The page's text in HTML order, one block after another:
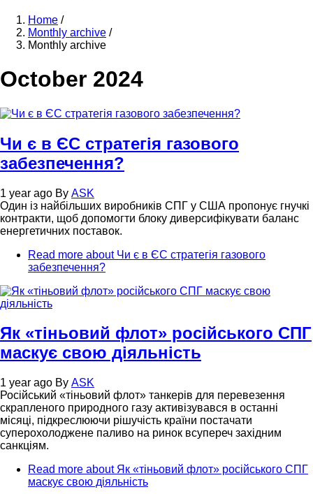
Home /
Monthly archive /
Monthly archive
October 2024
Чи є в ЄС стратегія газового
забезпечення?
1 year ago By ASK
Один із найбільших виробників СПГ у США пропонує гнучкі
контракти, щоб допомогти блоку диверсифікувати баланс
енергетичних поставок.
Read more about Чи є в ЄС стратегія газового
забезпечення?
Як «тіньовий флот» російського СПГ
маскує свою діяльність
1 year ago By ASK
Російський «тіньовий флот» танкерів для перевезення
скрапленого природного газу активізувався в останні
місяці, підкреслюючи рішучість країни постачати
суперохолоджене паливо на ринок всупереч західним
санкціям.
Read more about Як «тіньовий флот» російського СПГ
маскує свою діяльність